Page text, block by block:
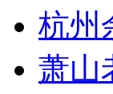
杭州
萧山